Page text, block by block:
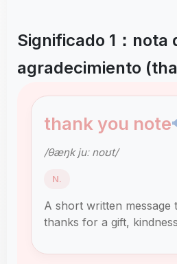
Significado 1：nota
agradecimiento
thank you note
/θæŋk juː noʊt/
N.
A short written message
thanks for a gift,